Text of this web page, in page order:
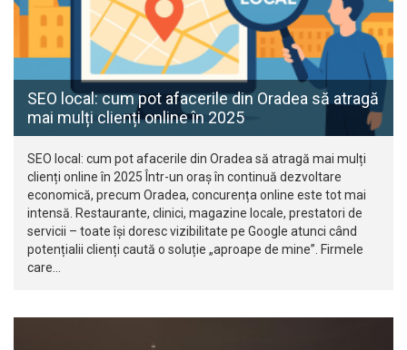
SEO local: cum pot afacerile din Oradea să atragă
mai mulți clienți online în 2025
SEO local: cum pot afacerile din Oradea să atragă mai mulți
clienți online în 2025 Într-un oraș în continuă dezvoltare
economică, precum Oradea, concurența online este tot mai
intensă. Restaurante, clinici, magazine locale, prestatori de
servicii – toate își doresc vizibilitate pe Google atunci când
potențialii clienți caută o soluție „aproape de mine”. Firmele
care…